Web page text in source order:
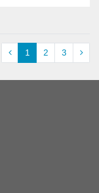
1 2 3